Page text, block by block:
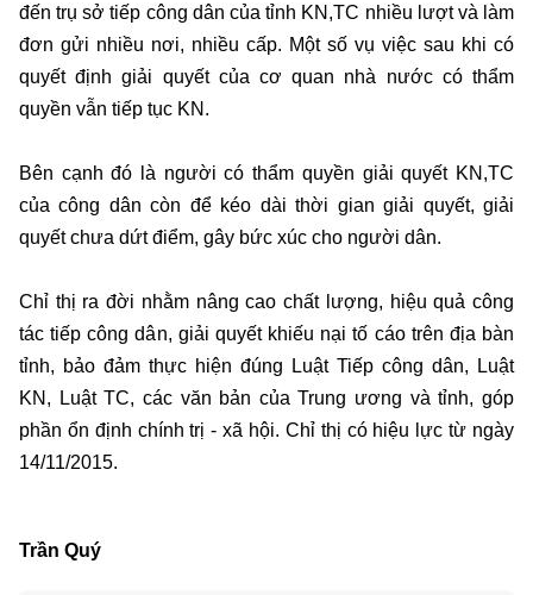
đến trụ sở tiếp công dân của tỉnh KN,TC nhiều lượt và làm
đơn gửi nhiều nơi, nhiều cấp. Một số vụ việc sau khi có
quyết định giải quyết của cơ quan nhà nước có thẩm
quyền vẫn tiếp tục KN.
Bên cạnh đó là người có thẩm quyền giải quyết KN,TC
của công dân còn để kéo dài thời gian giải quyết, giải
quyết chưa dứt điểm, gây bức xúc cho người dân.
Chỉ thị ra đời nhằm nâng cao chất lượng, hiệu quả công
tác tiếp công dân, giải quyết khiếu nại tố cáo trên địa bàn
tỉnh, bảo đảm thực hiện đúng Luật Tiếp công dân, Luật
KN, Luật TC, các văn bản của Trung ương và tỉnh, góp
phần ổn định chính trị - xã hội. Chỉ thị có hiệu lực từ ngày
14/11/2015.
Trần Quý